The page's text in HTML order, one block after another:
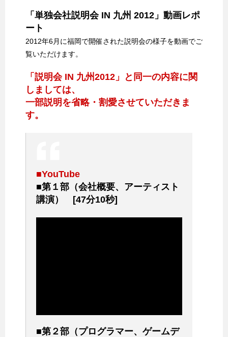
「単独会社説明会 IN 九州 2012」動画レポ
ート
2012年6月に福岡で開催された説明会の様子を動画でご
覧いただけます。
「説明会 IN 九州2012」と同一の内容に関
しましては、
一部説明を省略・割愛させていただきま
す。
■YouTube
■第１部（会社概要、アーティスト
講演） [47分10秒]
■第２部（プログラマー、ゲームデ